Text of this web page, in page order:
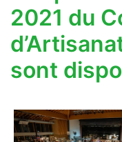
2021 du
sont